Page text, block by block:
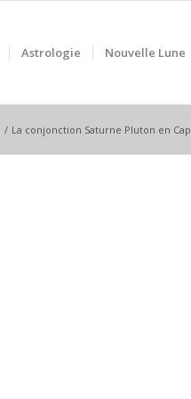
Astrologie Nouvelle Lune
/ La conjonction Saturne Pluton en